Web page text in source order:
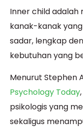
Inner child adalah
kanak-kanak
sadar, lengkap
kebutuhan yang
Menurut Stephen
Psychology Today
psikologis yang
sekaligus